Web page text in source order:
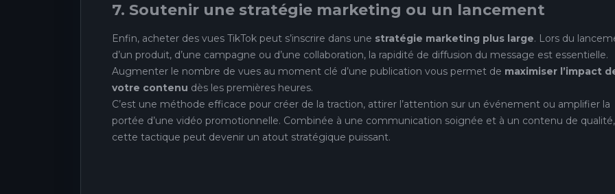
7. Soutenir une stratégie marketing ou un lancement
Enfin, acheter des vues TikTok peut s’inscrire dans une stratégie marketing plus large. Lors du
d’un produit, d’une campagne ou d’une collaboration, la rapidité de diffusion du message est essentielle.
Augmenter le nombre de vues au moment clé d’une publication vous permet de maximiser l’impact
votre contenu dès les premières heures.
C’est une méthode efficace pour créer de la traction, attirer l’attention sur un événement ou amplifier la
portée d’une vidéo promotionnelle. Combinée à une communication soignée et à un contenu de qualité,
cette tactique peut devenir un atout stratégique puissant.